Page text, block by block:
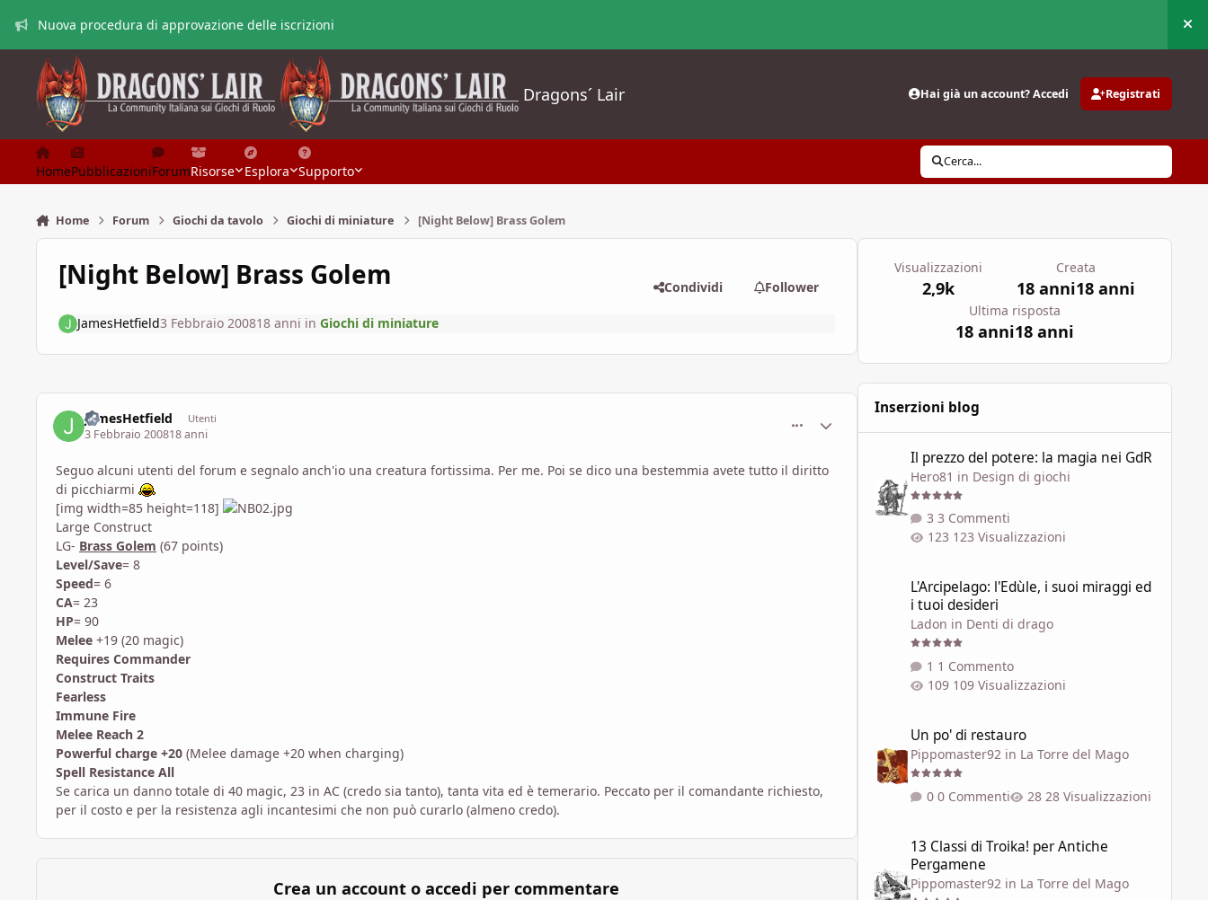
Nuova procedura di approvazione delle iscrizioni
Dragons´ Lair Hai già un account? Accedi Registrati
HomePubblicazioniForumRisorse Esplora Supporto
Cerca...
Home Forum Giochi da tavolo Giochi di miniature [Night Below] Brass Golem
[Night Below] Brass Golem Condividi Follower
JamesHetfield3 Febbraio 200818 anni in Giochi di miniature
JamesHetfield Utenti
3 Febbraio 200818 anni
Seguo alcuni utenti del forum e segnalo anch'io una creatura fortissima. Per me. Poi se dico una bestemmia avete tutto il diritto
di picchiarmi
[img width=85 height=118]
Large Construct
LG- Brass Golem (67 points)
Level/Save= 8
Speed= 6
CA= 23
HP= 90
Melee +19 (20 magic)
Requires Commander
Construct Traits
Fearless
Immune Fire
Melee Reach 2
Powerful charge +20 (Melee damage +20 when charging)
Spell Resistance All
Se carica un danno totale di 40 magic, 23 in AC (credo sia tanto), tanta vita ed è temerario. Peccato per il comandante richiesto,
per il costo e per la resistenza agli incantesimi che non può curarlo (almeno credo).
Crea un account o accedi per commentare
Visualizzazioni
2,9k
Creata
18 anni18 anni
Ultima risposta
18 anni18 anni
Inserzioni blog
Il prezzo del potere: la magia nei GdR
Hero81 in Design di giochi
3 Commenti
123 Visualizzazioni
L'Arcipelago: l'Edùle, i suoi miraggi ed
i tuoi desideri
Ladon in Denti di drago
1 Commento
109 Visualizzazioni
Un po' di restauro
Pippomaster92in La Torre del Mago
0 Commenti 28 Visualizzazioni
13 Classi di Troika! per Antiche
Pergamene
Pippomaster92in La Torre del Mago